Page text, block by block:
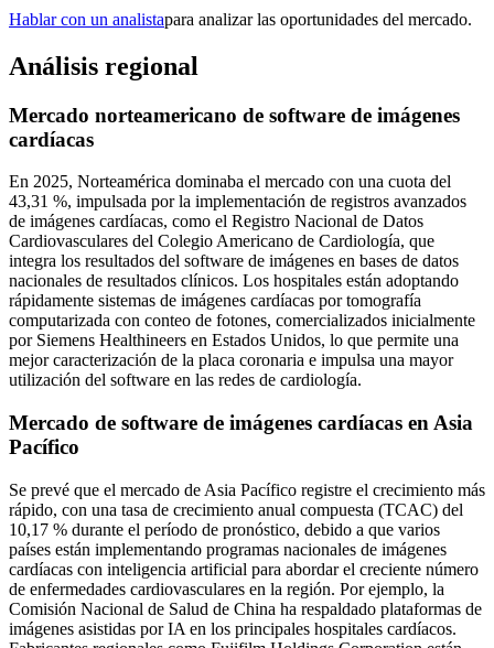
Hablar con un analistapara analizar las oportunidades del mercado.
Análisis regional
Mercado norteamericano de software de imágenes
cardíacas
En 2025, Norteamérica dominaba el mercado con una cuota del
43,31 %, impulsada por la implementación de registros avanzados
de imágenes cardíacas, como el Registro Nacional de Datos
Cardiovasculares del Colegio Americano de Cardiología, que
integra los resultados del software de imágenes en bases de datos
nacionales de resultados clínicos. Los hospitales están adoptando
rápidamente sistemas de imágenes cardíacas por tomografía
computarizada con conteo de fotones, comercializados inicialmente
por Siemens Healthineers en Estados Unidos, lo que permite una
mejor caracterización de la placa coronaria e impulsa una mayor
utilización del software en las redes de cardiología.
Mercado de software de imágenes cardíacas en Asia
Pacífico
Se prevé que el mercado de Asia Pacífico registre el crecimiento más
rápido, con una tasa de crecimiento anual compuesta (TCAC) del
10,17 % durante el período de pronóstico, debido a que varios
países están implementando programas nacionales de imágenes
cardíacas con inteligencia artificial para abordar el creciente número
de enfermedades cardiovasculares en la región. Por ejemplo, la
Comisión Nacional de Salud de China ha respaldado plataformas de
imágenes asistidas por IA en los principales hospitales cardíacos.